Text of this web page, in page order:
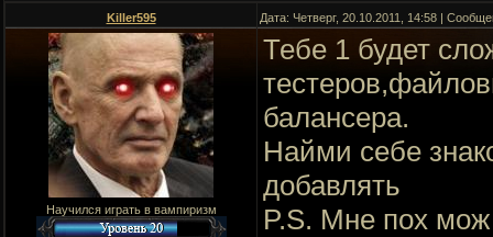
Killer595 Дата: Четверг, 20.10.2011, 14:58 |
Научился играть в вампиризм
Тебе 1 будет
балансера.
Найми себе
добавлять
P.S. Мне пох